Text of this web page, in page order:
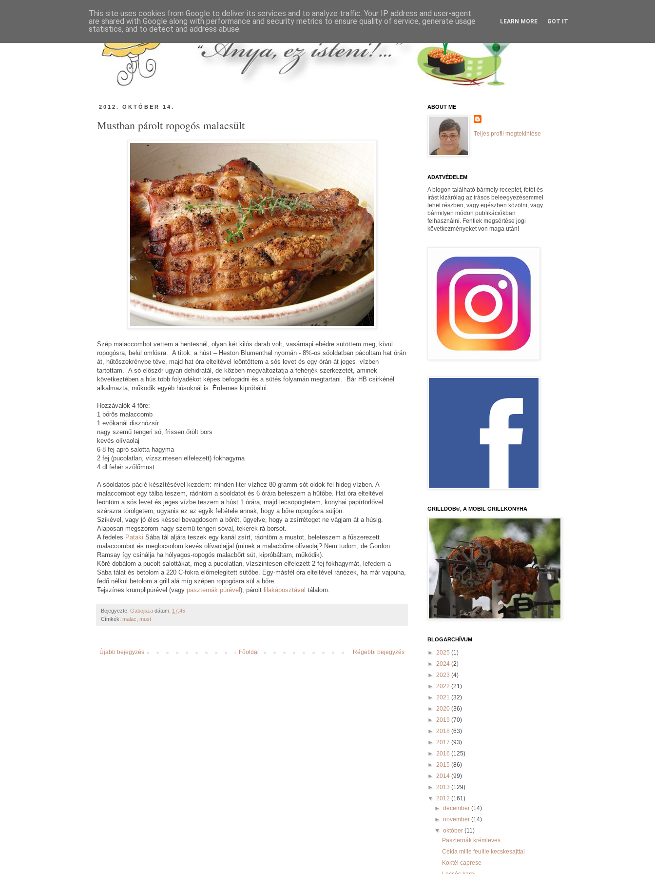
2012. OKTÓBER 14.
Mustban párolt ropogós malacsült
Szép malaccombot vettem a hentesnél, olyan két kilós darab volt, vasárnapi ebédre sütöttem meg, kívül
ropogósra, belül omlósra. A titok: a húst – Heston Blumenthal nyomán - 8%-os sóoldatban pácoltam hat órán
át, hűtőszekrénybe téve, majd hat óra elteltével leöntöttem a sós levet és egy órán át jeges vízben
tartottam. A só először ugyan dehidratál, de közben megváltoztatja a fehérjék szerkezetét, aminek
következtében a hús több folyadékot képes befogadni és a sütés folyamán megtartani. Bár HB csirkénél
alkalmazta, működik egyéb húsoknál is. Érdemes kipróbálni.
Hozzávalók 4 főre:
1 bőrös malaccomb
1 evőkanál disznózsír
nagy szemű tengeri só, frissen őrölt bors
kevés olívaolaj
6-8 fej apró salotta hagyma
2 fej (pucolatlan, vízszintesen elfelezett) fokhagyma
4 dl fehér szőlőmust
A sóoldatos páclé készítésével kezdem: minden liter vízhez 80 gramm sót oldok fel hideg vízben. A
malaccombot egy tálba teszem, ráöntöm a sóoldatot és 6 órára beteszem a hűtőbe. Hat óra elteltével
leöntöm a sós levet és jeges vízbe teszem a húst 1 órára, majd lecsöpögtetem, konyhai papírtörlővel
szárazra törölgetem, ugyanis ez az egyik feltétele annak, hogy a bőre ropogósra süljön.
Szikével, vagy jó éles késsel bevagdosom a bőrét, ügyelve, hogy a zsírréteget ne vágjam át a húsig.
Alaposan megszórom nagy szemű tengeri sóval, tekerek rá borsot.
A fedeles Pataki Sába tál aljára teszek egy kanál zsírt, ráöntöm a mustot, beleteszem a fűszerezett
malaccombot és meglocsolom kevés olívaolajjal (minek a malacbőrre olívaolaj? Nem tudom, de Gordon
Ramsay így csinálja ha hólyagos-ropogós malacbőrt süt, kipróbáltam, működik).
Köré dobálom a pucolt salottákat, meg a pucolatlan, vízszintesen elfelezett 2 fej fokhagymát, lefedem a
Sába tálat és betolom a 220 C-fokra előmelegített sütőbe. Egy-másfél óra elteltével ránézek, ha már vajpuha,
fedő nélkül betolom a grill alá míg szépen ropogósra sül a bőre.
Tejszínes krumplipürével (vagy paszternák pürével), párolt lilakáposztával tálalom.
Bejegyezte: Gabojsza dátum: 17:45
Címkék: malac must
Újabb bejegyzés Régebbi bejegyzés
Főoldal
ABOUT ME
Teljes profil megtekintése
ADATVÉDELEM
A blogon található bármely receptet, fotót és
írást kizárólag az írásos beleegyezésemmel
lehet részben, vagy egészben közölni, vagy
bármilyen módon publikációkban
felhasználni. Fentiek megsértése jogi
következményeket von maga után!
GRILLDOB®, A MOBIL GRILLKONYHA
BLOGARCHÍVUM
► 2025 (1)
► 2024 (2)
► 2023 (4)
► 2022 (21)
► 2021 (32)
► 2020 (36)
► 2019 (70)
► 2018 (63)
► 2017 (93)
► 2016 (125)
► 2015 (86)
► 2014 (99)
► 2013 (129)
▼ 2012 (161)
►december(14)
►november(14)
▼október(11)
Paszternák krémleves
Cékla mille feuille kecskesajttal
Koktél caprese
This site uses cookies from Google to deliver its services and to analyze traffic. Your IP address and user-agent
are shared with Google along with performance and security metrics to ensure quality of service, generate usage
statistics, and to detect and address abuse.
LEARN MORE GOT IT